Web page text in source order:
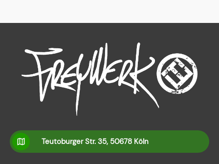
Teutoburger Str. 35, 50678 Köln